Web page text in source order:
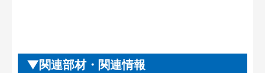
関連部材・関連情報